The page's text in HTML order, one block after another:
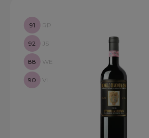
91 RP
92 JS
88 WE
90 VI